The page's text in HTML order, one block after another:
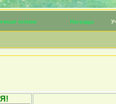
топики Награды